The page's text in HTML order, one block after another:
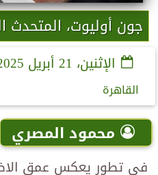
جون أوليوت، المتحدث
الإثنين، 21 أبريل 2025
القاهرة
محمود المصري
في تطور يعكس عمق